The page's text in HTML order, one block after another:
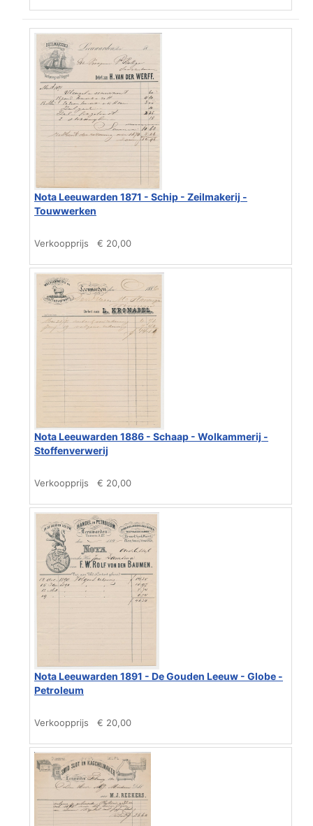
Nota Leeuwarden 1871 - Schip - Zeilmakerij -
Touwwerken
Verkoopprijs € 20,00
Nota Leeuwarden 1886 - Schaap - Wolkammerij -
Stoffenverwerij
Verkoopprijs € 20,00
Nota Leeuwarden 1891 - De Gouden Leeuw - Globe -
Petroleum
Verkoopprijs € 20,00